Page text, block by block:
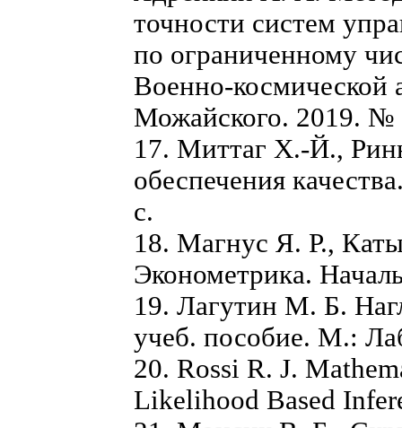
точности систем
по ограниченному
Военно-
Можайского. 2019. №
17. Миттаг Х.-Й.,
обеспечения
с.
18. Магнус Я. Р.,
Эконометрика.
19. Лагутин М. Б.
учеб. пособие. М.:
20. Rossi R. J.
Likelihood Based